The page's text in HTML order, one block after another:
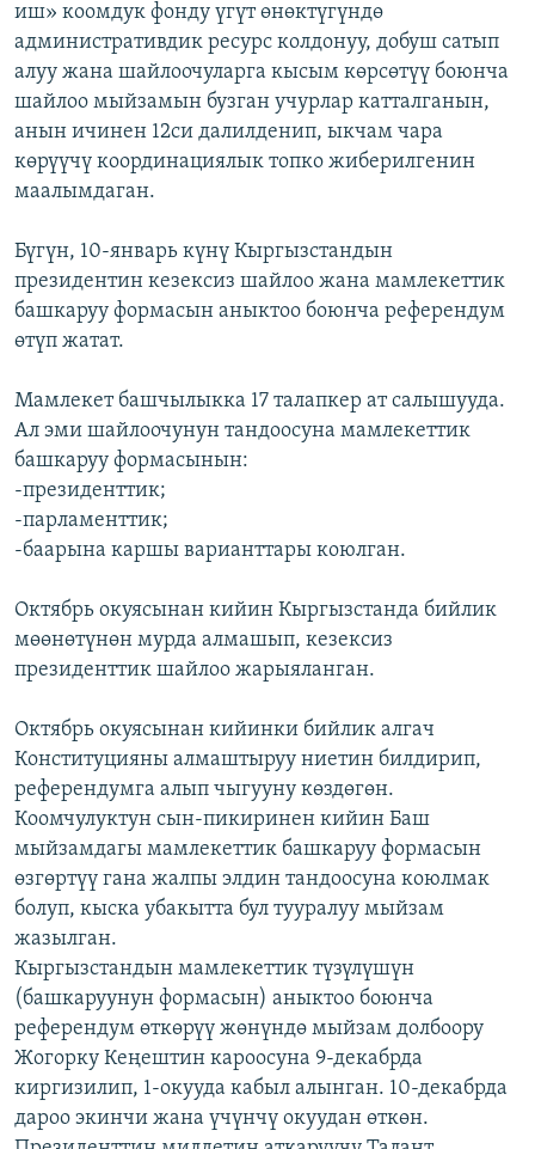
иш» коомдук фонду үгүт өнөктүгүндө
административдик ресурс колдонуу, добуш сатып
алуу жана шайлоочуларга кысым көрсөтүү боюнча
шайлоо мыйзамын бузган учурлар катталганын,
анын ичинен 12си далилденип, ыкчам чара
көрүүчү координациялык топко жиберилгенин
маалымдаган.
Бүгүн, 10-январь күнү Кыргызстандын
президентин кезексиз шайлоо жана мамлекеттик
башкаруу формасын аныктоо боюнча референдум
өтүп жатат.
Мамлекет башчылыкка 17 талапкер ат салышууда.
Ал эми шайлоочунун тандоосуна мамлекеттик
башкаруу формасынын:
-президенттик;
-парламенттик;
-баарына каршы варианттары коюлган.
Октябрь окуясынан кийин Кыргызстанда бийлик
мөөнөтүнөн мурда алмашып, кезексиз
президенттик шайлоо жарыяланган.
Октябрь окуясынан кийинки бийлик алгач
Конституцияны алмаштыруу ниетин билдирип,
референдумга алып чыгууну көздөгөн.
Коомчулуктун сын-пикиринен кийин Баш
мыйзамдагы мамлекеттик башкаруу формасын
өзгөртүү гана жалпы элдин тандоосуна коюлмак
болуп, кыска убакытта бул тууралуу мыйзам
жазылган.
Кыргызстандын мамлекеттик түзүлүшүн
(башкаруунун формасын) аныктоо боюнча
референдум өткөрүү жөнүндө мыйзам долбоору
Жогорку Кеңештин кароосуна 9-декабрда
киргизилип, 1-окууда кабыл алынган. 10-декабрда
дароо экинчи жана үчүнчү окуудан өткөн.